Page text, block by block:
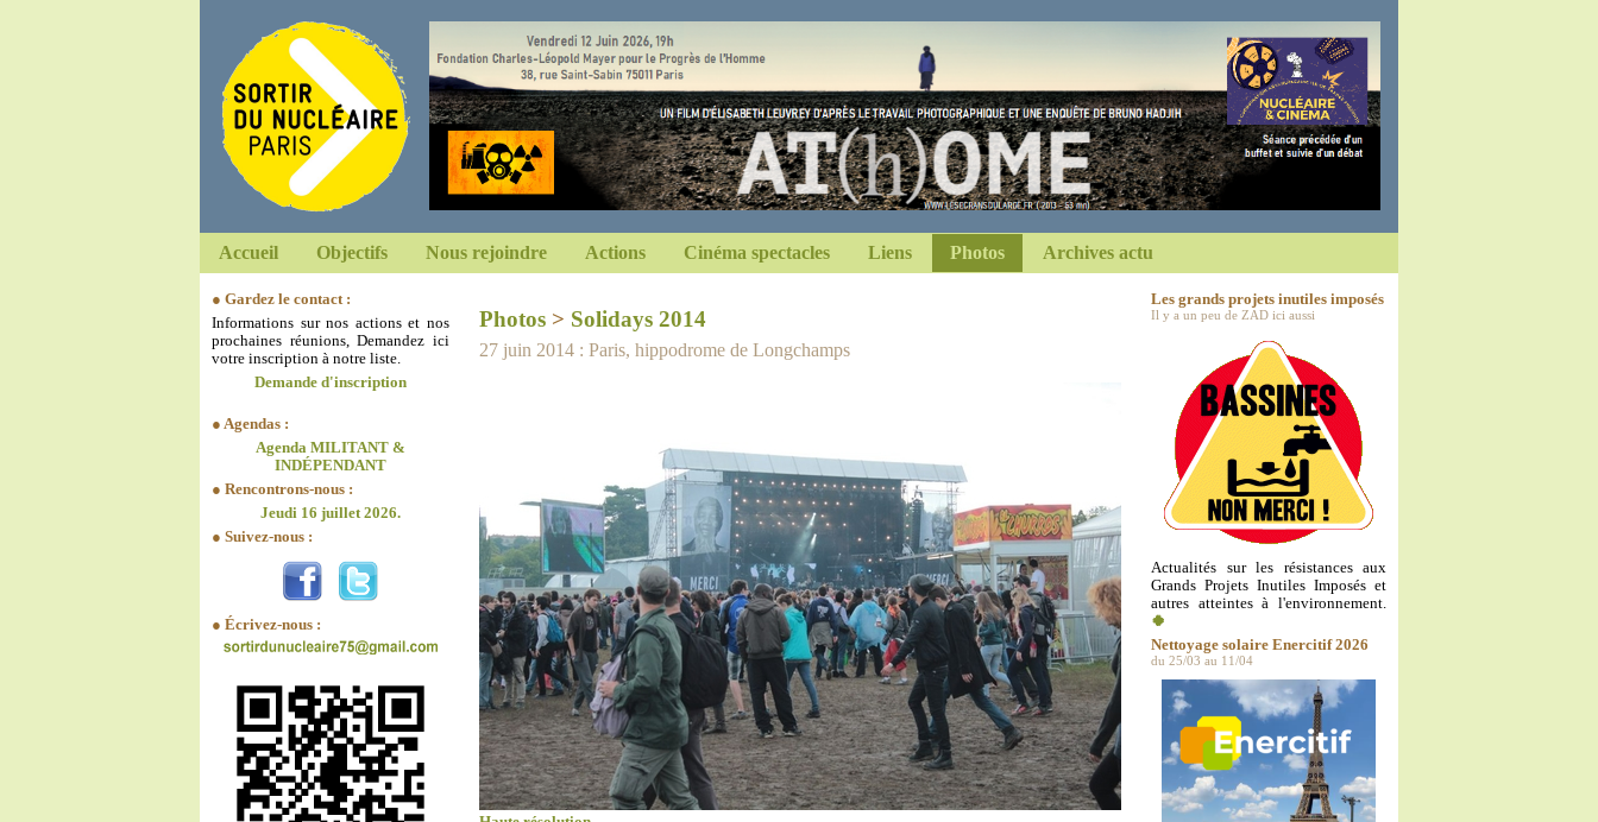
Accueil Objectifs Nous rejoindre Actions Cinéma spectacles Liens Photos Archives actu
● Gardez le contact :
Informations sur nos actions et nos
prochaines réunions, Demandez ici
votre inscription à notre liste.
Demande d'inscription
● Agendas :
Agenda MILITANT &
INDÉPENDANT
● Rencontrons-nous :
Jeudi 16 juillet 2026.
● Suivez-nous :
● Écrivez-nous :
Photos > Solidays 2014
27 juin 2014 : Paris, hippodrome de Longchamps
Les grands projets inutiles imposés
Il y a un peu de ZAD ici aussi
Actualités sur les résistances aux
Grands Projets Inutiles Imposés et
autres atteintes à l'environnement.
🍀
Nettoyage solaire Enercitif 2026
du 25/03 au 11/04